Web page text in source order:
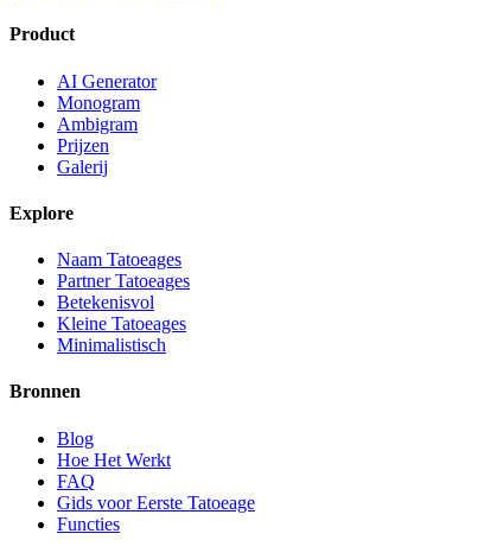
Product
AI Generator
Monogram
Ambigram
Prijzen
Galerij
Explore
Naam Tatoeages
Partner Tatoeages
Betekenisvol
Kleine Tatoeages
Minimalistisch
Bronnen
Blog
Hoe Het Werkt
FAQ
Gids voor Eerste Tatoeage
Functies